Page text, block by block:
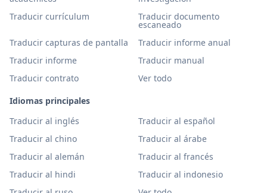
Traducir currículum
Traducir documento
escaneado
Traducir capturas de pantalla
Traducir informe anual
Traducir informe
Traducir manual
Traducir contrato
Ver todo
Idiomas principales
Traducir al inglés
Traducir al español
Traducir al chino
Traducir al árabe
Traducir al alemán
Traducir al francés
Traducir al hindi
Traducir al indonesio